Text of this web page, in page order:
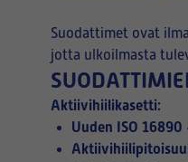
Suodattimet ovat
jotta ulkoilmasta
Aktiivihiilikasetti:
Uuden ISO